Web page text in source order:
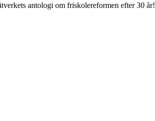
antologi om friskolereformen efter 30 år!